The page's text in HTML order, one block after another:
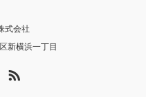
式会社
新横浜一丁目